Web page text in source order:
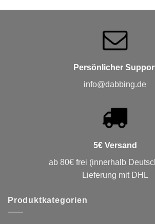
Persönlicher
info@dabbing.de
5€ Versand
ab 80€ frei (innerhalb
Lieferung mit DHL
Produktkategorien